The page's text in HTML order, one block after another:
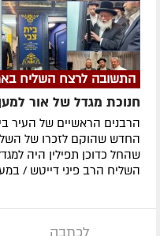
התשובה לרצח השליח
חנוכת מגדל של אור
הרבנים הראשיים של העיר
החדש שהוקם לזכרו של
שהחל כדוכן תפילין היה
השליח הרב פיני דייטש /
לכתבה